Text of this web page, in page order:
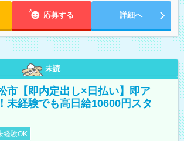
応募する 詳細へ
未読
市【即内定出し×日払い】即ア
未経験でも高日給10600円スタ
経験OK